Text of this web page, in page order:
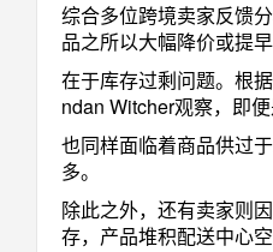
综合多位跨境卖家反馈
品之所以大幅降价或提
在于库存过剩问题。根
ndan Witcher观察，即
也同样面临着商品供过
多。
除此之外，还有卖家则
存，产品堆积配送中心空